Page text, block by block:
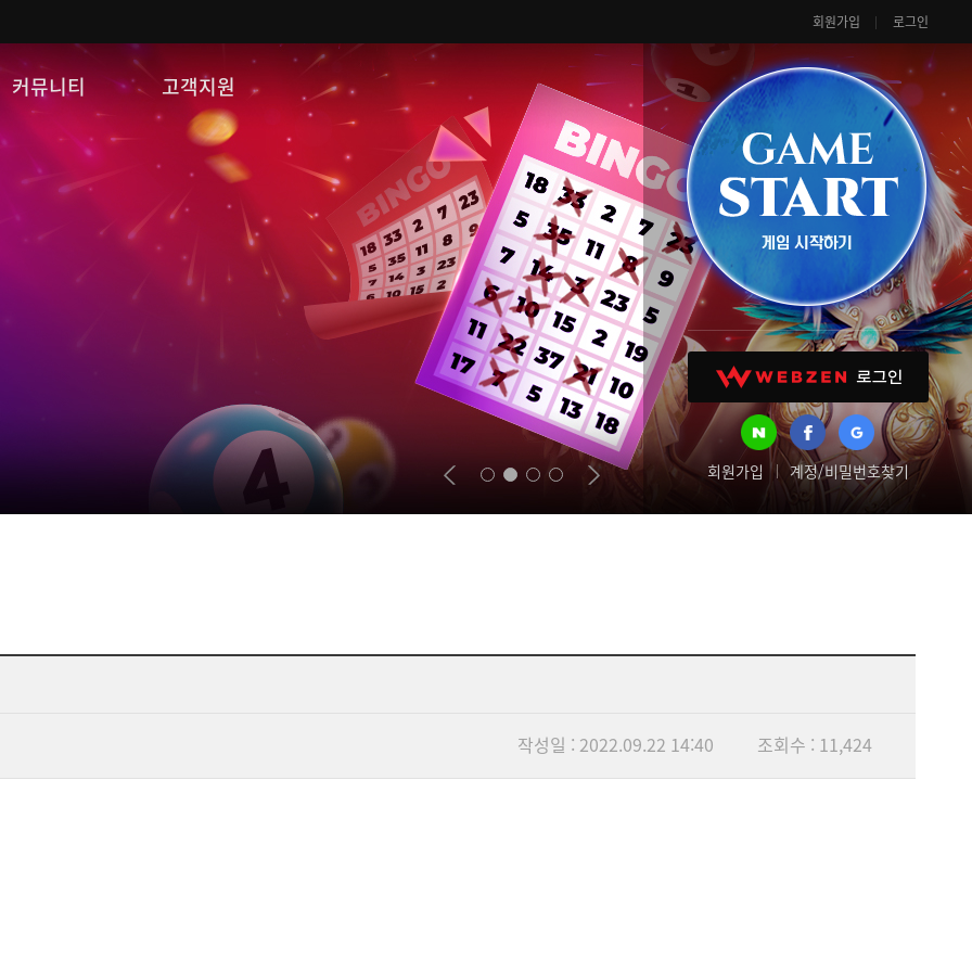
회원가입 로그인
회원가입 계정/비밀번호찾기
커뮤니티
자유게시판
이미지게시판
공략 게시판
고객지원
FAQ
쿠폰등록
작성일 : 2022.09.22 14:40 조회수 : 11,424